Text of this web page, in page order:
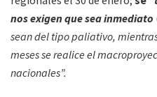
nos exigen que sea inmediato
sean del tipo paliativo,
meses se realice el
nacionales”.